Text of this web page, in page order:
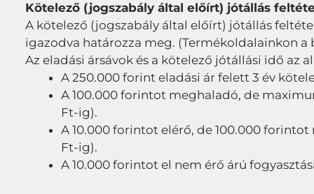
Kötelező (jogszabály által előírt) jótállás
A kötelező (jogszabály által előírt) jótállás
igazodva határozza meg. (Termékoldalainkon
Az eladási ársávok és a kötelező jótállási idő az
A 250.000 forint eladási ár felett 3 év
A 100.000 forintot meghaladó, de
Ft-ig).
A 10.000 forintot elérő, de 100.000 forintot
Ft-ig).
A 10.000 forintot el nem érő árú